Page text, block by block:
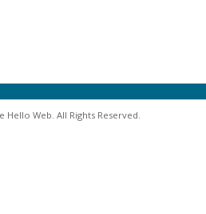
Hello Web. All Rights Reserved.